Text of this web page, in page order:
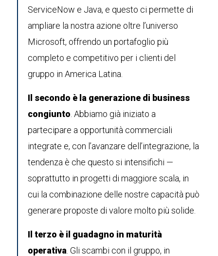
ServiceNow e Java, e questo ci permette di
ampliare la nostra azione oltre l’universo
Microsoft, offrendo un portafoglio più
completo e competitivo per i clienti del
gruppo in America Latina.
Il secondo è la generazione di business
congiunto . Abbiamo già iniziato a
partecipare a opportunità commerciali
integrate e, con l’avanzare dell’integrazione, la
tendenza è che questo si intensifichi —
soprattutto in progetti di maggiore scala, in
cui la combinazione delle nostre capacità può
generare proposte di valore molto più solide.
Il terzo è il guadagno in maturità
operativa . Gli scambi con il gruppo, in